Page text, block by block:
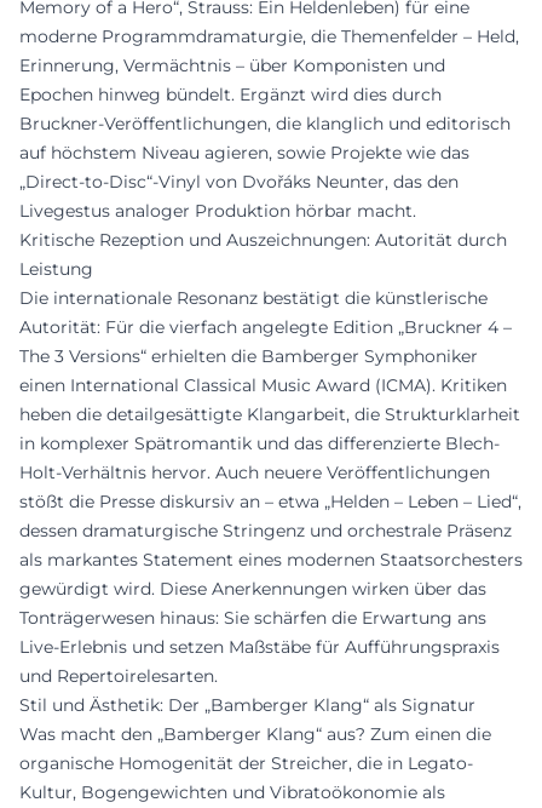
Memory of a Hero“, Strauss: Ein Heldenleben) für eine
moderne Programmdramaturgie, die Themenfelder – Held,
Erinnerung, Vermächtnis – über Komponisten und
Epochen hinweg bündelt. Ergänzt wird dies durch
Bruckner-Veröffentlichungen, die klanglich und editorisch
auf höchstem Niveau agieren, sowie Projekte wie das
„Direct-to-Disc“-Vinyl von Dvořáks Neunter, das den
Livegestus analoger Produktion hörbar macht.
Kritische Rezeption und Auszeichnungen: Autorität durch
Leistung
Die internationale Resonanz bestätigt die künstlerische
Autorität: Für die vierfach angelegte Edition „Bruckner 4 –
The 3 Versions“ erhielten die Bamberger Symphoniker
einen International Classical Music Award (ICMA). Kritiken
heben die detailgesättigte Klangarbeit, die Strukturklarheit
in komplexer Spätromantik und das differenzierte Blech-
Holt-Verhältnis hervor. Auch neuere Veröffentlichungen
stößt die Presse diskursiv an – etwa „Helden – Leben – Lied“,
dessen dramaturgische Stringenz und orchestrale Präsenz
als markantes Statement eines modernen Staatsorchesters
gewürdigt wird. Diese Anerkennungen wirken über das
Tonträgerwesen hinaus: Sie schärfen die Erwartung ans
Live-Erlebnis und setzen Maßstäbe für Aufführungspraxis
und Repertoirelesarten.
Stil und Ästhetik: Der „Bamberger Klang“ als Signatur
Was macht den „Bamberger Klang“ aus? Zum einen die
organische Homogenität der Streicher, die in Legato-
Kultur, Bogengewichten und Vibratoökonomie als